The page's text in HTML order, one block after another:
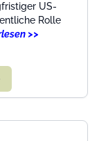
US-
Rolle
>>